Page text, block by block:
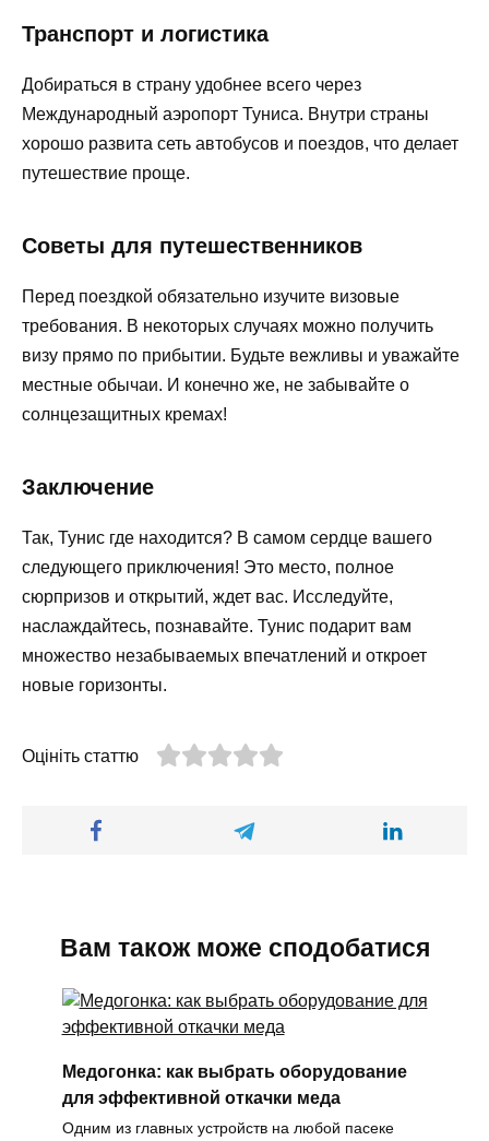
Транспорт и логистика
Добираться в страну удобнее всего через
Международный аэропорт Туниса. Внутри страны
хорошо развита сеть автобусов и поездов, что делает
путешествие проще.
Советы для путешественников
Перед поездкой обязательно изучите визовые
требования. В некоторых случаях можно получить
визу прямо по прибытии. Будьте вежливы и уважайте
местные обычаи. И конечно же, не забывайте о
солнцезащитных кремах!
Заключение
Так, Тунис где находится? В самом сердце вашего
следующего приключения! Это место, полное
сюрпризов и открытий, ждет вас. Исследуйте,
наслаждайтесь, познавайте. Тунис подарит вам
множество незабываемых впечатлений и откроет
новые горизонты.
Оцініть статтю
Вам також може сподобатися
Медогонка: как выбрать оборудование
для эффективной откачки меда
Одним из главных устройств на любой пасеке